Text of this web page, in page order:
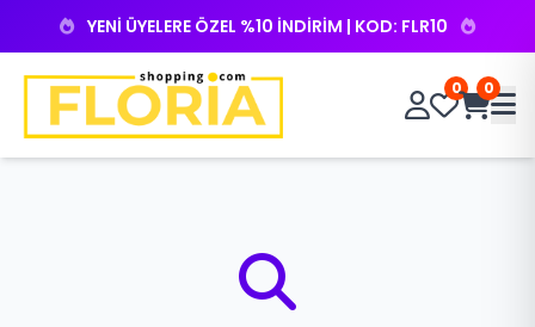
YENİ ÜYELERE ÖZEL %10 İNDİRİM | KOD: FLR10
0 0